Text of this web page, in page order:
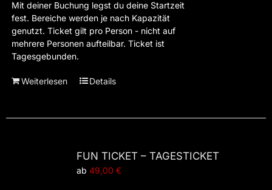
Mit deiner Buchung legst du deine Startzeit
fest. Bereiche werden je nach Kapazität
genutzt. Ticket gilt pro Person - nicht auf
mehrere Personen aufteilbar. Ticket ist
Tagesgebunden.
Weiterlesen Details
FUN TICKET – TAGESTICKET
ab 49,00 €